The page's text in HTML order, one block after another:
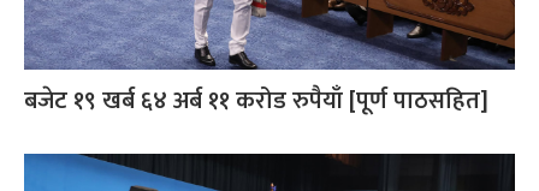
बजेट १९ खर्ब ६४ अर्ब ११ करोड रुपैयाँ [पूर्ण पाठसहित]